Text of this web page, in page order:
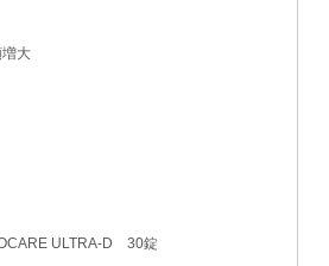
大
ULTRA-D 30錠